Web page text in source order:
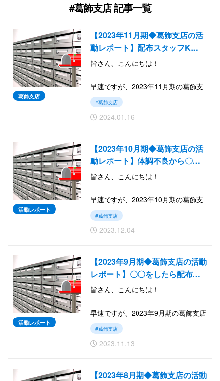
#葛飾支店 記事一覧
葛飾支店
【2023年11月期◆葛飾支店の活
動レポート】配布スタッフK…
皆さん、こんにちは！
早速ですが、2023年11月期の葛飾支
店の活動レポートを報告いたしま
す。最近は配布スタッフKさんの成長
が楽しみですね。
#葛飾支店
2024.01.16
活動レポート
【2023年10月期◆葛飾支店の活
動レポート】体調不良から〇…
皆さん、こんにちは！
早速ですが、2023年10月期の葛飾支
店の活動レポートを報告いたしま
す。とある配布スタッフの配布枚数
が伸びることに。
#葛飾支店
2023.12.04
活動レポート
【2023年9月期◆葛飾支店の活動
レポート】〇〇をしたら配布…
皆さん、こんにちは！
早速ですが、2023年9月期の葛飾支店
の活動レポートを報告いたします。
とある配布スタッフの配布枚数が伸
びることに。
#葛飾支店
2023.11.13
【2023年8月期◆葛飾支店の活動